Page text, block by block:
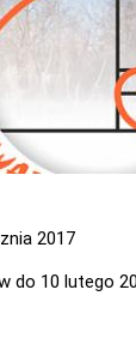
2017
do 10 lutego